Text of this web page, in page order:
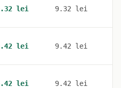
lei 9.32 lei
lei 9.42 lei
lei 9.42 lei